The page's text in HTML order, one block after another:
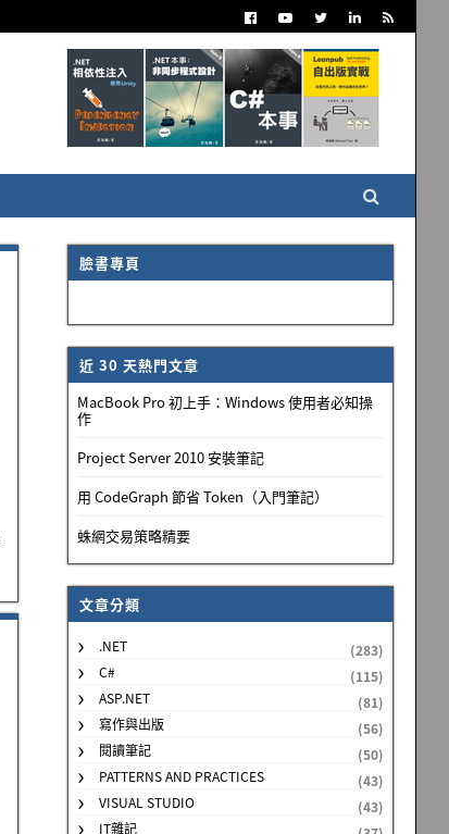
臉書專頁
近 30 天熱門文章
MacBook Pro 初上手：Windows 使用者必知操
作
Project Server 2010 安裝筆記
用 CodeGraph 節省 Token（入門筆記）
蛛網交易策略精要
文章分類
.NET
(283)
C#
(115)
ASP.NET
(81)
寫作與出版
(56)
閱讀筆記
(50)
PATTERNS AND PRACTICES
(43)
VISUAL STUDIO
(43)
IT雜記